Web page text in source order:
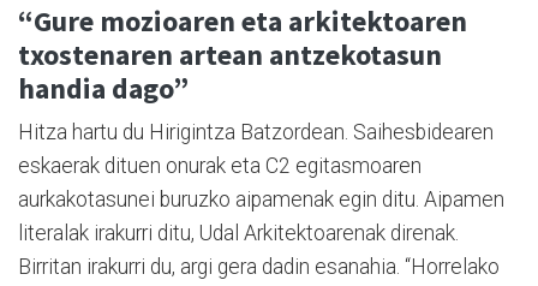
“Gure mozioaren eta arkitektoaren
txostenaren artean antzekotasun
handia dago”
Hitza hartu du Hirigintza Batzordean. Saihesbidearen
eskaerak dituen onurak eta C2 egitasmoaren
aurkakotasunei buruzko aipamenak egin ditu. Aipamen
literalak irakurri ditu, Udal Arkitektoarenak direnak.
Birritan irakurri du, argi gera dadin esanahia. “Horrelako